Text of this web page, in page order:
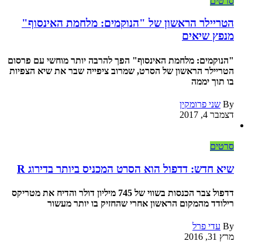
הטריילר הראשון של "הנוקמים: מלחמת האינסוף"
מנפץ שיאים
"הנוקמים: מלחמת האינסוף" הפך להרבה יותר מוחשי עם פרסום
הטריילר הראשון של הסרט, שמרוב ציפייה שבר את שיא הצפיות
בו תוך יממה
By שני פרומקין
דצמבר 4, 2017
סרטים
שיא חדש: דדפול הוא הסרט המכניס ביותר בדירוג R
דדפול צבר הכנסות בשווי של 745 מיליון דולר והדיח את מטריקס
רילודד מהמקום הראשון אחרי שהחזיק בו יותר מעשור
By עדי פרל
מרץ 31, 2016